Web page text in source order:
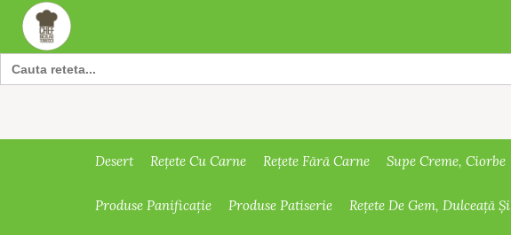
Search
for:
Desert Rețete Cu Carne Rețete Fără Carne Supe Creme, Ciorbe
Produse Panificație Produse Patiserie Rețete De Gem, Dulceață